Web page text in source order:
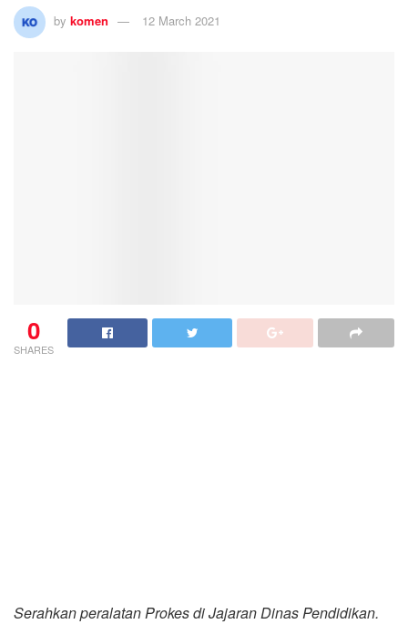
by komen 12 March 2021
0
SHARES
Serahkan peralatan Prokes di Jajaran Dinas Pendidikan.